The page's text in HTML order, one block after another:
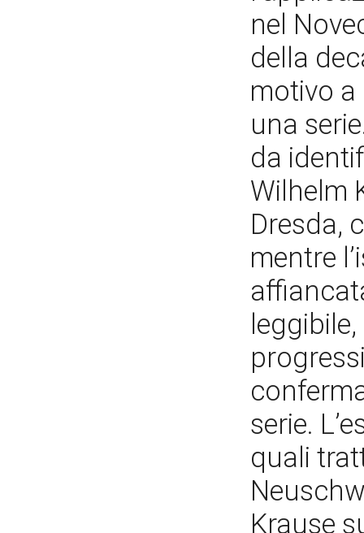
nel
della
motivo
una
da
Wilhelm
Dresda,
mentre
serie.
quali
Krause